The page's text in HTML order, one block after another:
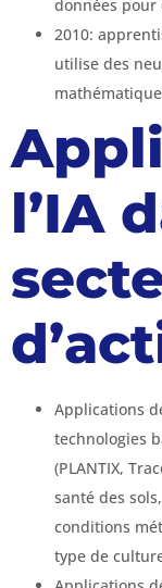
données pour
2010:
utilise des
l’IA
Applications
technologies
(PLANTIX,
santé des
conditions
type de